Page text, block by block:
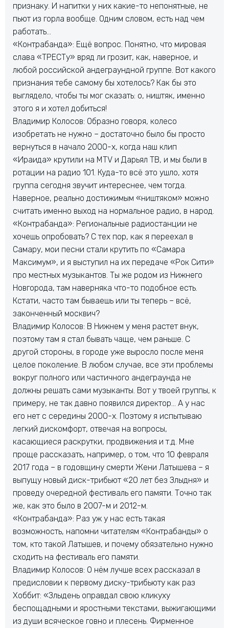
признаку. И напитки у них какие-то непонятные, не
пьют из горла вообще. Одним словом, есть над чем
работать…
«Контрабанда»: Ещё вопрос. Понятно, что мировая
слава «ТРЕСТу» вряд ли грозит, как, наверное, и
любой российской андеграундной группе. Вот какого
признания тебе самому бы хотелось? Как бы это
выглядело, чтобы ты мог сказать: о, ништяк, именно
этого я и хотел добиться!
Владимир Колосов: Образно говоря, колесо
изобретать не нужно – достаточно было бы просто
вернуться в начало 2000-х, когда наш клип
«Ираида» крутили на MTV и Дарьял ТВ, и мы были в
ротации на радио 101. Куда-то всё это ушло, хотя
группа сегодня звучит интереснее, чем тогда.
Наверное, реально достижимым «ништяком» можно
считать именно выход на нормальное радио, в народ.
«Контрабанда»: Региональные радиостанции не
хочешь опробовать? С тех пор, как я переехал в
Самару, мои песни стали крутить по «Самара
Максимум», и я выступил на их передаче «Рок Сити»
про местных музыкантов. Ты же родом из Нижнего
Новгорода, там наверняка что-то подобное есть.
Кстати, часто там бываешь или ты теперь – всё,
законченный москвич?
Владимир Колосов: В Нижнем у меня растет внук,
поэтому там я стал бывать чаще, чем раньше. С
другой стороны, в городе уже выросло после меня
целое поколение. В любом случае, все эти проблемы
вокруг полного или частичного андеграунда не
должны решать сами музыканты. Вот у твоей группы, к
примеру, не так давно появился директор… А у нас
его нет с середины 2000-х. Поэтому я испытываю
легкий дискомфорт, отвечая на вопросы,
касающиеся раскрутки, продвижения и т.д. Мне
проще рассказать, например, о том, что 10 февраля
2017 года – в годовщину смерти Жени Латышева – я
выпущу новый диск-трибьют «20 лет без Злыдня» и
проведу очередной фестиваль его памяти. Точно так
же, как это было в 2007-м и 2012-м.
«Контрабанда»: Раз уж у нас есть такая
возможность, напомни читателям «Контрабанды» о
том, кто такой Латышев, и почему обязательно нужно
сходить на фестиваль его памяти.
Владимир Колосов: О нём лучше всех рассказал в
предисловии к первому диску-трибьюту как раз
Хоббит: «Злыдень оправдал свою кликуху
беспощадными и яростными текстами, выжигающими
из души всяческое говно и плесень. Фирменное